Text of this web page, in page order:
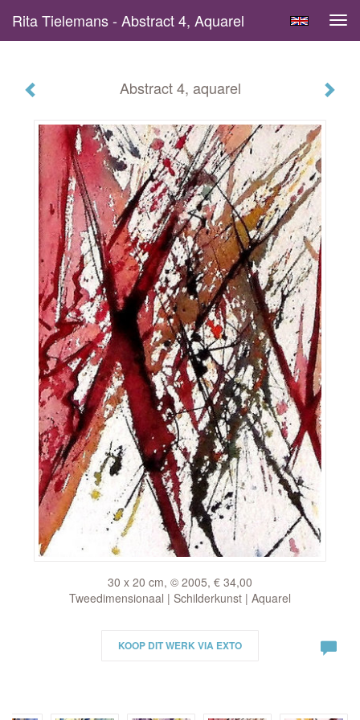
Rita Tielemans - Abstract 4, Aquarel
Abstract 4, aquarel
30 x 20 cm, © 2005, € 34,00
Tweedimensionaal | Schilderkunst | Aquarel
KOOP DIT WERK VIA EXTO